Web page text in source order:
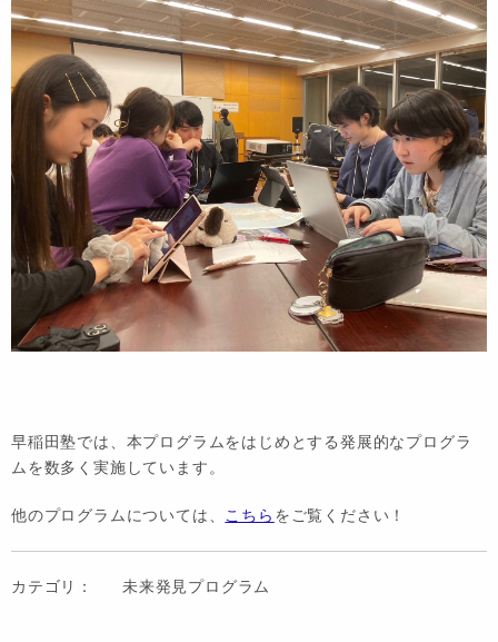
早稲田塾では、本プログラムをはじめとする発展的なプログラ
ムを数多く実施しています。
他のプログラムについては、 こちら をご覧ください！
カテゴリ： 未来発見プログラム